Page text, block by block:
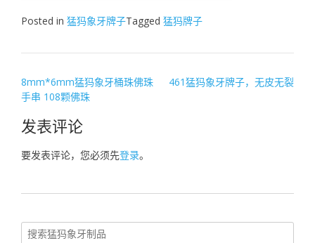
Posted in 猛犸象牙牌子Tagged 猛犸牌子
文
章
导
8mm*6mm猛犸象牙桶珠佛珠
手串 108颗佛珠
461猛犸象牙牌子，无皮无裂
发表评论
要发表评论，您必须先登录。